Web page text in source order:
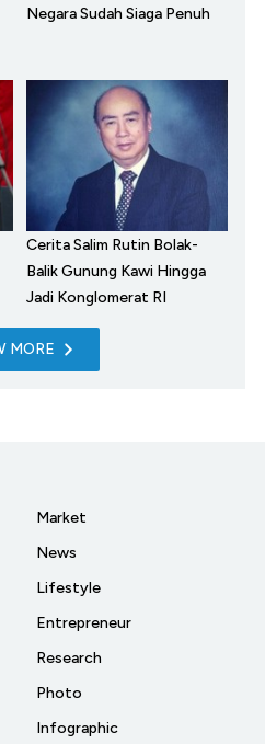
Negara Sudah Siaga Penuh
Cerita Salim Rutin Bolak-
Balik Gunung Kawi Hingga
Jadi Konglomerat RI
MORE
Market
News
Lifestyle
Entrepreneur
Research
Photo
Infographic